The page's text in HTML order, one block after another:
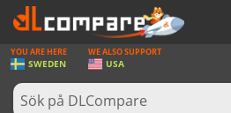
SPEL
SPELKORT
YOU ARE HERE
SWEDEN
WE ALSO SUPPORT
USA